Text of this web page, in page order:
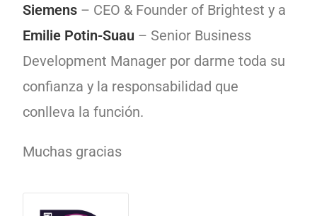
Siemens – CEO & Founder of Brightest y a
Emilie Potin-Suau – Senior Business
Development Manager por darme toda su
confianza y la responsabilidad que
conlleva la función.
Muchas gracias